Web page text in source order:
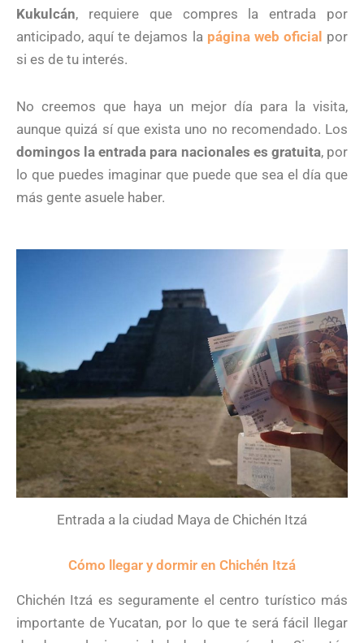
Kukulcán, requiere que compres la entrada por
anticipado, aquí te dejamos la página web oficial por
si es de tu interés.
No creemos que haya un mejor día para la visita,
aunque quizá sí que exista uno no recomendado. Los
domingos la entrada para nacionales es gratuita, por
lo que puedes imaginar que puede que sea el día que
más gente asuele haber.
Entrada a la ciudad Maya de Chichén Itzá
Cómo llegar y dormir en Chichén Itzá
Chichén Itzá es seguramente el centro turístico más
importante de Yucatan, por lo que te será fácil llegar